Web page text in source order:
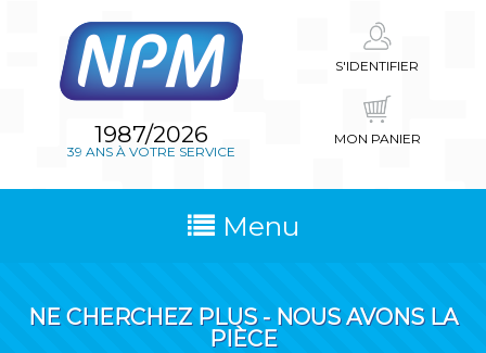
1987/2026
39 ANS À VOTRE SERVICE
S'IDENTIFIER
MON PANIER
Menu
NE CHERCHEZ PLUS - NOUS AVONS LA
PIÈCE